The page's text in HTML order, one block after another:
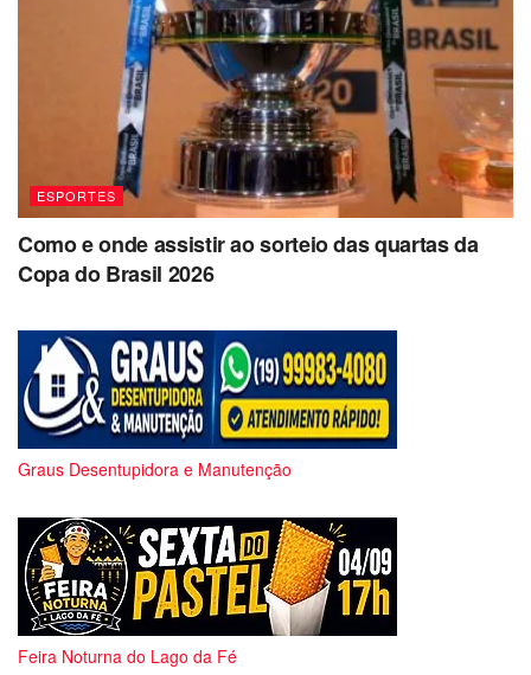
ESPORTES
Como e onde assistir ao sorteio das quartas da
Copa do Brasil 2026
Graus Desentupidora e Manutenção
Feira Noturna do Lago da Fé